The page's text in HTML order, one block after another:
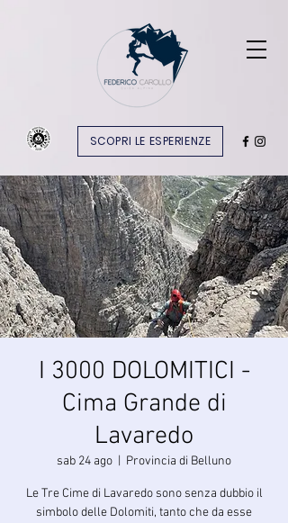
SCOPRI LE ESPERIENZE
I 3000 DOLOMITICI -
Cima Grande di
Lavaredo
sab 24 ago Provincia di Belluno
Le Tre Cime di Lavaredo sono senza dubbio il
simbolo delle Dolomiti, tanto che da esse